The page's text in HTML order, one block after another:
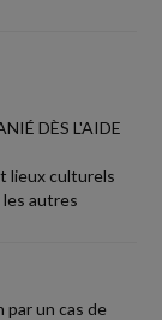
DÈS L'AIDE
lieux culturels
les autres
un cas de